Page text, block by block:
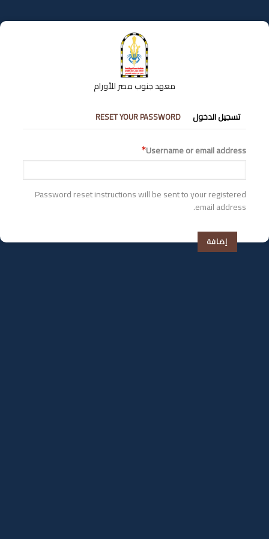
إلى
المحتوى
معهد جنوب مصر للأورام
التبويبات
الأساسية
تسجيل الدخول RESET YOUR PASSWORD
Username or email address
Password reset instructions will be sent to your registered
email address.